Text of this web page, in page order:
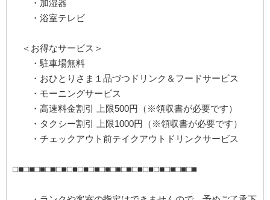
・加湿器
・浴室テレビ
＜お得なサービス＞
・駐車場無料
・おひとりさま１品づつドリンク＆フードサービス
・モーニングサービス
・高速料金割引 上限500円（※領収書が必要です）
・タクシー割引 上限1000円（※領収書が必要です）
・チェックアウト前テイクアウトドリンクサービス
□■□■□■□■□■□■□■□■□■□■□■□■□■□■□■□■□■